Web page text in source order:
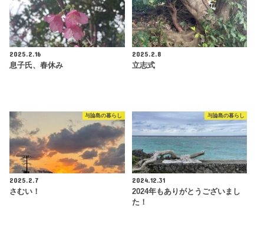
2025.2.16
息子氏、春休み
2025.2.8
立志式
与論島の暮らし
2025.2.7
さむい！
与論島の暮らし
2024.12.31
2024年もありがとうございまし
た！